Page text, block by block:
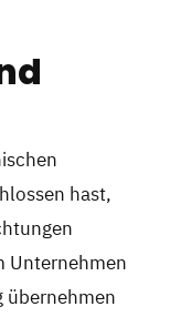
hast,
Unternehmen
übernehmen